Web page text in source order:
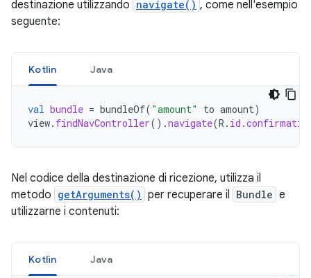
destinazione utilizzando navigate() , come nell'esempio
seguente:
Kotlin Java
val bundle = bundleOf( "amount" to amount)
view. findNavController().navigate(R . id .
Nel codice della destinazione di ricezione, utilizza il
metodo getArguments() per recuperare il Bundle e
utilizzarne i contenuti:
Kotlin Java